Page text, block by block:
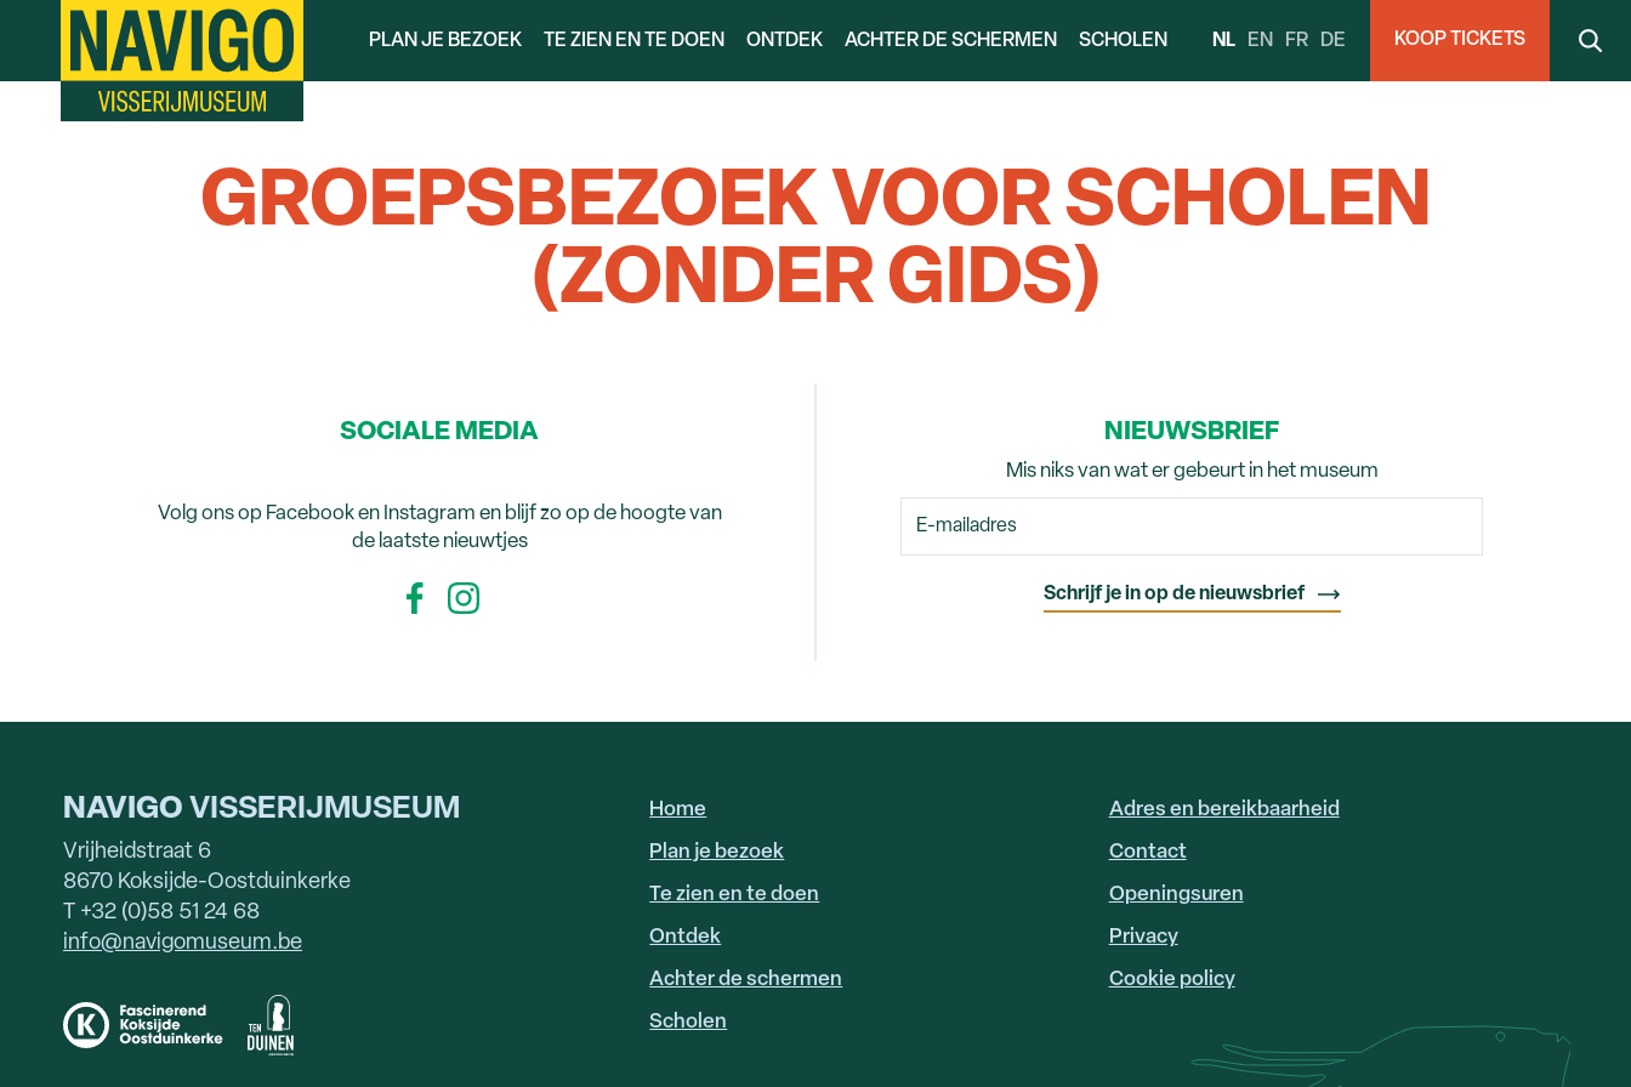
Overslaan
naar
PLAN JE BEZOEK TE ZIEN EN TE DOEN ONTDEK ACHTER DE SCHERMEN SCHOLEN NL EN FR DE KOOP TICKETS
GROEPSBEZOEK VOOR SCHOLEN
(ZONDER GIDS)
SOCIALE MEDIA
Volg ons op Facebook en Instagram en blijf zo op de hoogte van
de laatste nieuwtjes
NIEUWSBRIEF
Mis niks van wat er gebeurt in het museum
NAVIGO VISSERIJMUSEUM
Vrijheidstraat 6
8670 Koksijde-Oostduinkerke
T +32 (0)58 51 24 68
info@navigomuseum.be
HOOFDNAVIGATIE
Home
Plan je bezoek
Te zien en te doen
Ontdek
Achter de schermen
Scholen
FOOTER
LINKS
Adres en bereikbaarheid
Contact
Openingsuren
Privacy
Cookie policy